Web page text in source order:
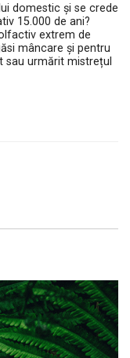
domestic și se crede
15.000 de ani?
extrem de
mâncare și pentru
sau urmărit mistrețul